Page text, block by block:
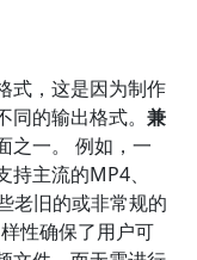
式，这是因为制作
同的输出格式。兼
之一。 例如，一
主流的MP4、
老旧的或非常规的
性确保了用户可